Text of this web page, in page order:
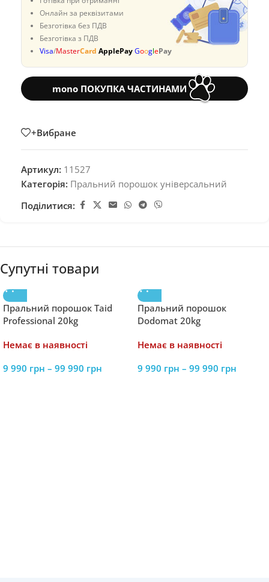
Онлайн за реквізитами
Безготівка без ПДВ
Безготівка з ПДВ
Visa/MasterCard ApplePayGooglePay
mono ПОКУПКА ЧАСТИНАМИ
+Вибране
Артикул: 11527
Категорія: Пральний порошок універсальний
Поділитися:
Супутні товари
Пральний порошок Taid
Professional 20kg
Немає в наявності
9 990 грн – 99 990 грн
Пральний порошок
Dodomat 20kg
Немає в наявності
9 990 грн – 99 990 грн